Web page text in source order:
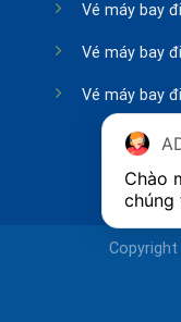
Vé máy bay
Vé máy bay
Vé máy bay
Chào
chúng